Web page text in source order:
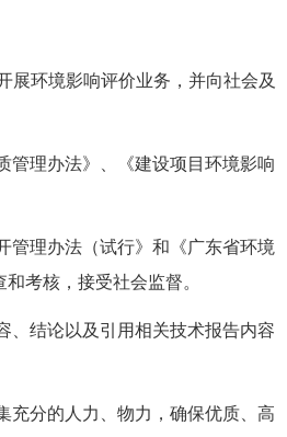
展环境影响评价业务，并向社会及
管理办法》、《建设项目环境影响
管理办法（试行》和《广东省环境
考核，接受社会监督。
、结论以及引用相关技术报告内容
充分的人力、物力，确保优质、高